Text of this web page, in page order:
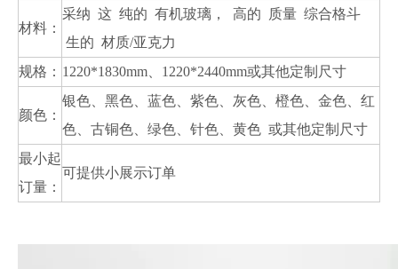
材料：
采纳 这 纯的 有机玻璃， 高的 质量 综合格斗
生的 材质/亚克力
规格： 1220*1830mm、1220*2440mm或其他定制尺寸
颜色：
银色、黑色、蓝色、紫色、灰色、橙色、金色、红
色、古铜色、绿色、针色、黄色 或其他定制尺寸
最小起
订量：
可提供小展示订单